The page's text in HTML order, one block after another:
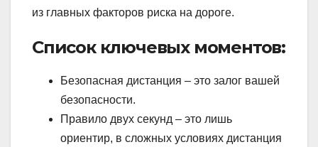
из главных факторов риска на дороге.
Список ключевых моментов:
Безопасная дистанция – это залог вашей
безопасности.
Правило двух секунд – это лишь
ориентир, в сложных условиях дистанция